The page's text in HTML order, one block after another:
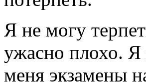
Я не могу
ужасно плохо. Я
меня экзамены